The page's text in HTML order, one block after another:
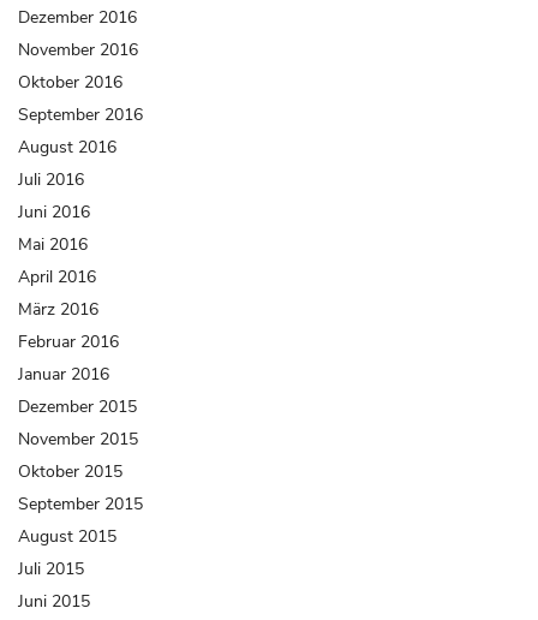
Dezember 2016
November 2016
Oktober 2016
September 2016
August 2016
Juli 2016
Juni 2016
Mai 2016
April 2016
März 2016
Februar 2016
Januar 2016
Dezember 2015
November 2015
Oktober 2015
September 2015
August 2015
Juli 2015
Juni 2015